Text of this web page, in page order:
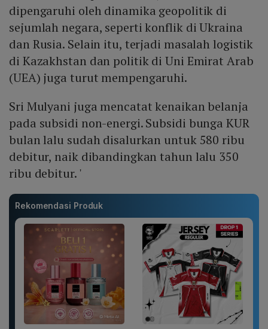
dipengaruhi oleh dinamika geopolitik di
sejumlah negara, seperti konflik di Ukraina
dan Rusia. Selain itu, terjadi masalah logistik
di Kazakhstan dan politik di Uni Emirat Arab
(UEA) juga turut mempengaruhi.
Sri Mulyani juga mencatat kenaikan belanja
pada subsidi non-energi. Subsidi bunga KUR
bulan lalu sudah disalurkan untuk 580 ribu
debitur, naik dibandingkan tahun lalu 350
ribu debitur. '
Rekomendasi Produk